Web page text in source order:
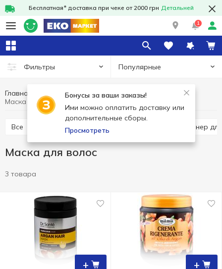
Бесплатная* доставка при чеке от 2000 грн Детальней
1
Фильтры Популярные
Бонусы за ваши заказы!
Ими можно оплатить доставку или
дополнительные сборы.
Просмотреть
Главная Гигиена и уход
Уход за волосами
Маска для волос
Все Шампунь для волос Бальзам и кондиционер
Маска для волос
3 товара
+ +